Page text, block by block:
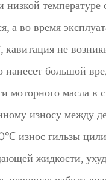
а во время
не
большой
моторного масла в
износу между
износ гильзы
жидкости,